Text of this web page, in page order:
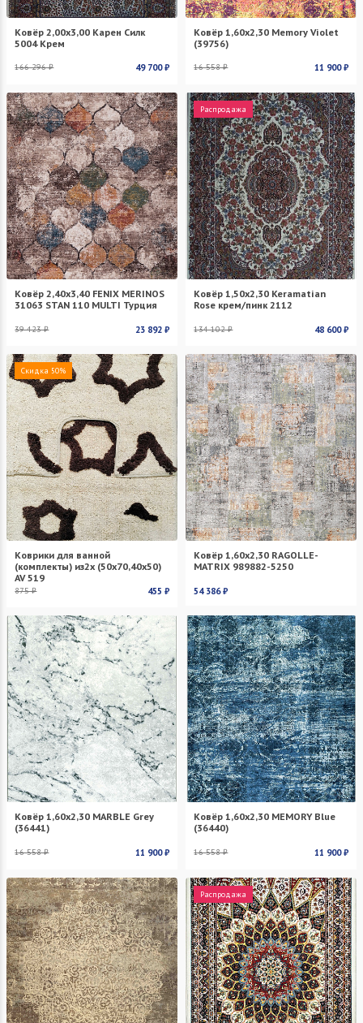
Ковёр 2,00х3,00 Карен Силк
5004 Крем
166 296 ₽ 49 700 ₽
Ковёр 1,60х2,30 Memory Violet
(39756)
16 558 ₽ 11 900 ₽
Ковёр 2,40х3,40 FENIX MERINOS
31063 STAN 110 MULTI Турция
39 423 ₽ 23 892 ₽
Распродажа
Ковёр 1,50х2,30 Keramatian
Rose крем/пинк 2112
134 102 ₽ 48 600 ₽
Скидка 50%
Коврики для ванной
(комплекты) из2х (50х70,40х50)
AV 519
875 ₽ 455 ₽
Ковёр 1,60x2,30 RAGOLLE-
MATRIX 989882-5250
54 386 ₽
Ковёр 1,60х2,30 MARBLE Grey
(36441)
16 558 ₽ 11 900 ₽
Ковёр 1,60х2,30 MEMORY Blue
(36440)
16 558 ₽ 11 900 ₽
Распродажа